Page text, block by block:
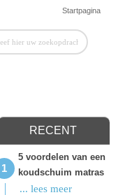
Startpagina
RECENT
5 voordelen van een
koudschuim matras
... lees meer